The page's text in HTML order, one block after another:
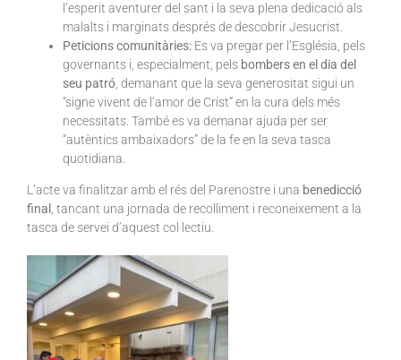
l’esperit aventurer del sant i la seva plena dedicació als
malalts i marginats després de descobrir Jesucrist.
Peticions comunitàries: Es va pregar per l’Església, pels
governants i, especialment, pels bombers en el dia del
seu patró , demanant que la seva generositat sigui un
“signe vivent de l’amor de Crist” en la cura dels més
necessitats. També es va demanar ajuda per ser
“autèntics ambaixadors” de la fe en la seva tasca
quotidiana.
L’acte va finalitzar amb el rés del Parenostre i una benedicció
final
, tancant una jornada de recolliment i reconeixement a la
tasca de servei d’aquest col·lectiu.